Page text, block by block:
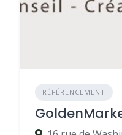
RÉFÉRENCEMENT